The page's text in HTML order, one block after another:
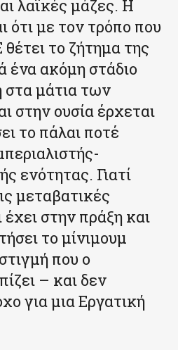
λαϊκές μάζες. Η
ότι με τον τρόπο που
το ζήτημα της
ένα ακόμη στάδιο
στα μάτια των
στην ουσία έρχεται
το πάλαι ποτέ
ενότητας. Γιατί
μεταβατικές
έχει στην πράξη και
το μίνιμουμ
που ο
– και δεν
για μια Εργατική